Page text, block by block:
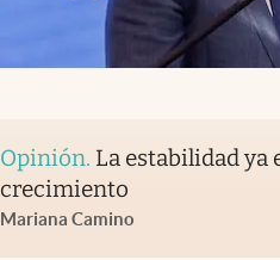
Opinión. La estabilidad ya
crecimiento
Mariana Camino